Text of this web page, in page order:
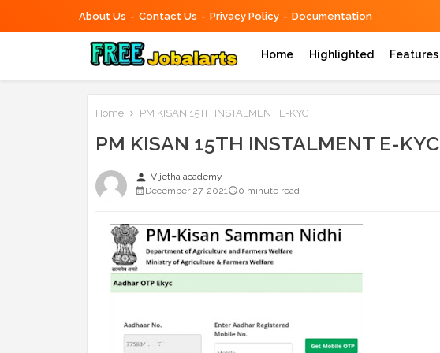
About Us Contact Us Privacy Policy Documentation
Home Highlighted Features
Home PM KISAN 15TH INSTALMENT E-KYC
PM KISAN 15TH INSTALMENT E-KYC
person Vijetha academy
December 27, 2021
0 minute read